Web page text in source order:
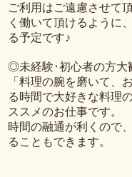
ご利用はご遠慮させて
く働いて頂けるように
る予定です♪
◎未経験･初心者の方
「料理の腕を磨いて、
る時間で大好きな料理
ススメのお仕事です。
時間の融通が利くので
ることもできます。